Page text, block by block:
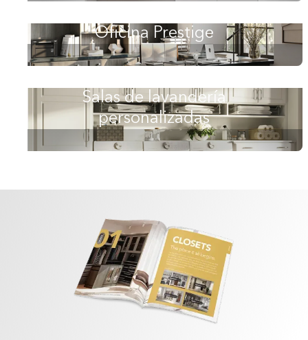
Oficina Prestige
Salas de lavandería
personalizadas